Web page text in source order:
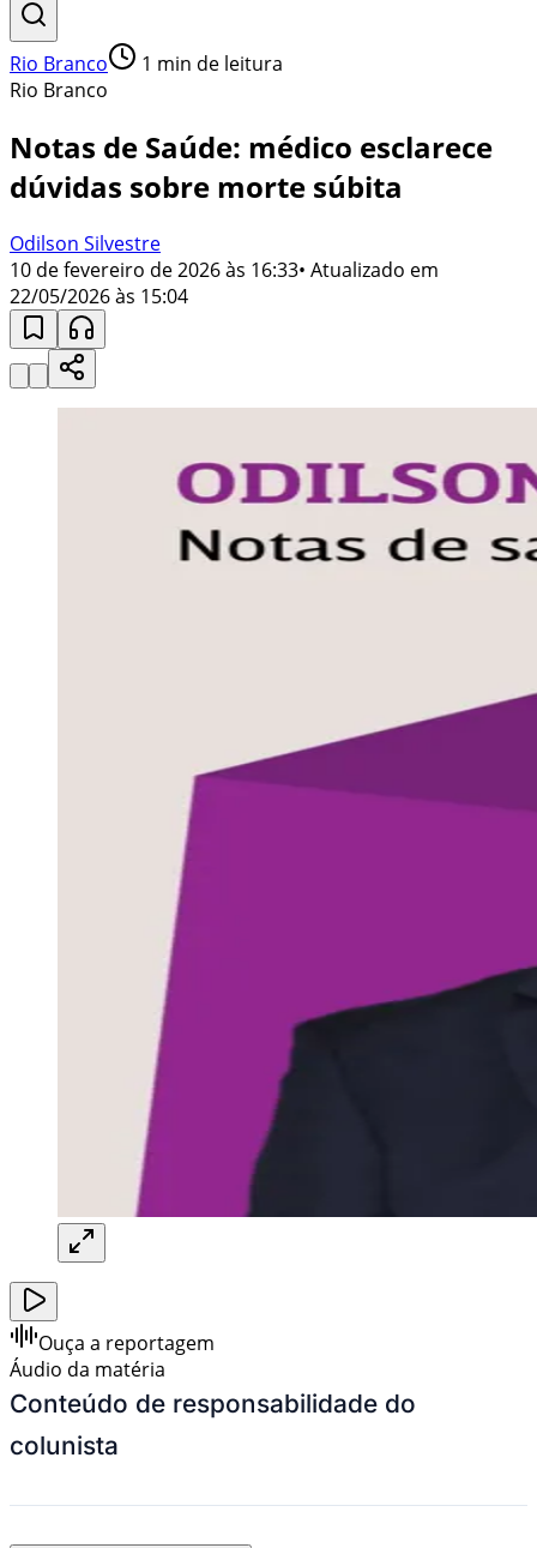
Rio Branco 1 min de leitura
Rio Branco
Notas de Saúde: médico esclarece
dúvidas sobre morte súbita
Odilson Silvestre
10 de fevereiro de 2026 às 16:33• Atualizado em
22/05/2026 às 15:04
Ouça a reportagem
Áudio da matéria
Conteúdo de responsabilidade do
colunista